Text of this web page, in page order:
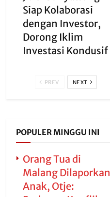
Siap Kolaborasi
dengan Investor,
Dorong Iklim
Investasi Kondusif
PREV NEXT
POPULER MINGGU INI
Orang Tua di
Malang Dilaporkan
Anak, Otje: